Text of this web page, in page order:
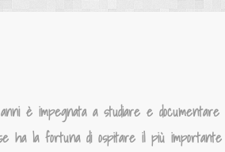
è impegnata a studiare e
ha la fortuna di ospitare il più